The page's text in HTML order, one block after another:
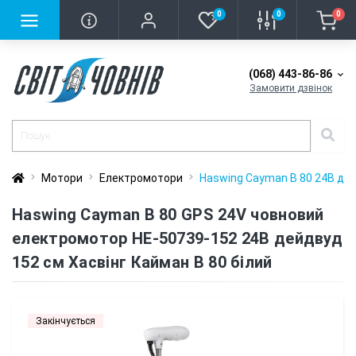
0 0 0
(068) 443-86-86
Замовити дзвінок
Мотори Електромотори Haswing Cayman B 80 24В
Haswing Cayman B 80 GPS 24V човновий
електромотор HE-50739-152 24В дейдвуд
152 см Хасвінг Кайман В 80 білий
Закінчується